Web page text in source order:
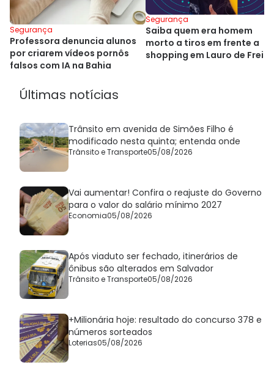
Segurança
Professora denuncia alunos
por criarem vídeos pornôs
falsos com IA na Bahia
Segurança
Saiba quem era homem
morto a tiros em frente a
shopping em Lauro de
Últimas notícias
Trânsito em avenida de Simões Filho é
modificado nesta quinta; entenda onde
Trânsito e Transporte05/08/2026
Vai aumentar! Confira o reajuste do Governo
para o valor do salário mínimo 2027
Economia05/08/2026
Após viaduto ser fechado, itinerários de
ônibus são alterados em Salvador
Trânsito e Transporte05/08/2026
+Milionária hoje: resultado do concurso 378 e
números sorteados
Loterias05/08/2026